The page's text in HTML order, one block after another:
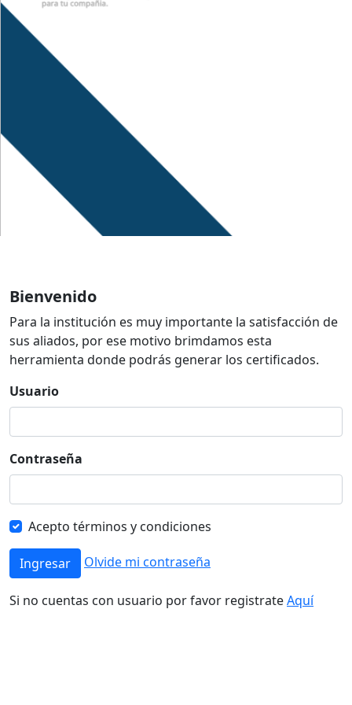
Bienvenido
Para la institución es muy importante la satisfacción de
sus aliados, por ese motivo brimdamos esta
herramienta donde podrás generar los certificados.
Usuario
Contraseña
Acepto términos y condiciones
Ingresar Olvide mi contraseña
Si no cuentas con usuario por favor registrateAquí